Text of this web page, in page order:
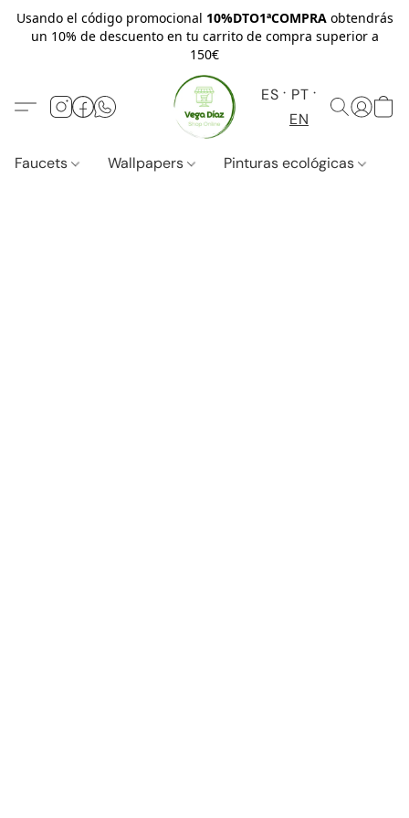
Usando el código promocional 10%DTO1ªCOMPRAobtendrás
un 10% de descuento en tu carrito de compra superior a
150€
ES
PT
EN
Faucets Wallpapers Pinturas ecológicas